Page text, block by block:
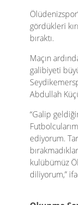
gördükleri
bıraktı.
Maçın
galibiyeti
Abdullah
“Galip
ediyorum.
kulübümüz
diliyorum,”